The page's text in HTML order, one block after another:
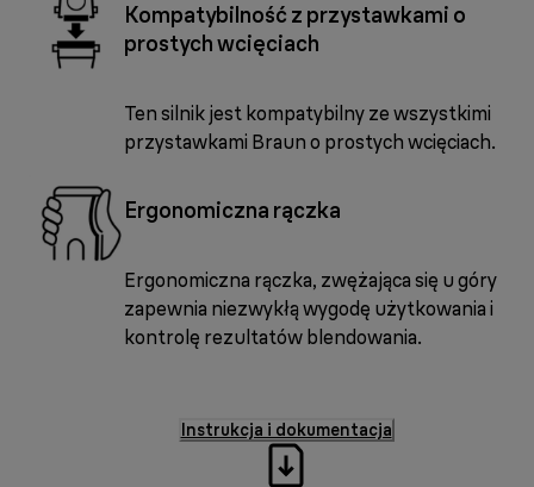
Kompatybilność z przystawkami o
prostych wcięciach
Ten silnik jest kompatybilny ze wszystkimi
przystawkami Braun o prostych wcięciach.
Ergonomiczna rączka
Ergonomiczna rączka, zwężająca się u góry
zapewnia niezwykłą wygodę użytkowania i
kontrolę rezultatów blendowania.
Instrukcja i dokumentacja